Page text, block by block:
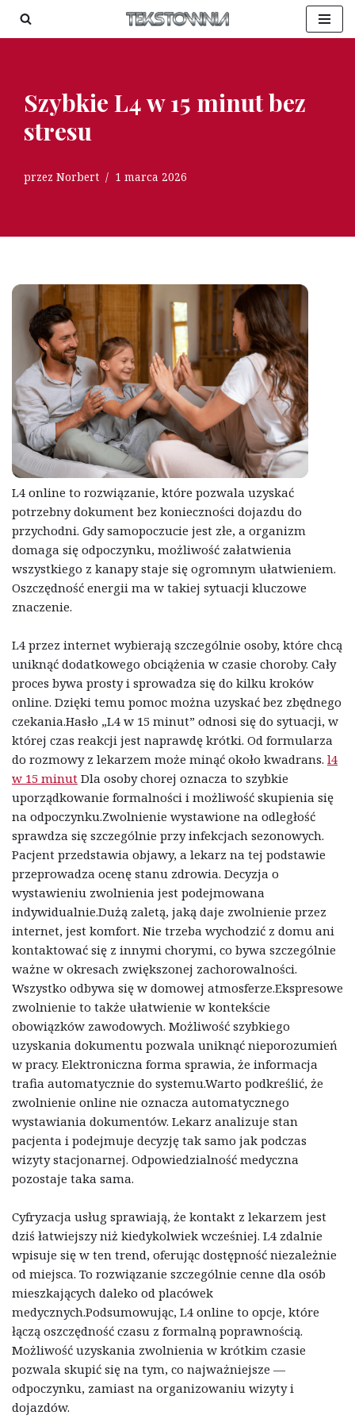
Przejdź
Szybkie L4 w 15 minut bez
stresu
przez Norbert 1 marca 2026
L4 online to rozwiązanie, które pozwala uzyskać
potrzebny dokument bez konieczności dojazdu do
przychodni. Gdy samopoczucie jest złe, a organizm
domaga się odpoczynku, możliwość załatwienia
wszystkiego z kanapy staje się ogromnym ułatwieniem.
Oszczędność energii ma w takiej sytuacji kluczowe
znaczenie.
L4 przez internet wybierają szczególnie osoby, które chcą
uniknąć dodatkowego obciążenia w czasie choroby. Cały
proces bywa prosty i sprowadza się do kilku kroków
online. Dzięki temu pomoc można uzyskać bez zbędnego
czekania.Hasło „L4 w 15 minut” odnosi się do sytuacji, w
której czas reakcji jest naprawdę krótki. Od formularza
do rozmowy z lekarzem może minąć około kwadrans. l4
w 15 minut Dla osoby chorej oznacza to szybkie
uporządkowanie formalności i możliwość skupienia się
na odpoczynku.Zwolnienie wystawione na odległość
sprawdza się szczególnie przy infekcjach sezonowych.
Pacjent przedstawia objawy, a lekarz na tej podstawie
przeprowadza ocenę stanu zdrowia. Decyzja o
wystawieniu zwolnienia jest podejmowana
indywidualnie.Dużą zaletą, jaką daje zwolnienie przez
internet, jest komfort. Nie trzeba wychodzić z domu ani
kontaktować się z innymi chorymi, co bywa szczególnie
ważne w okresach zwiększonej zachorowalności.
Wszystko odbywa się w domowej atmosferze.Ekspresowe
zwolnienie to także ułatwienie w kontekście
obowiązków zawodowych. Możliwość szybkiego
uzyskania dokumentu pozwala uniknąć nieporozumień
w pracy. Elektroniczna forma sprawia, że informacja
trafia automatycznie do systemu.Warto podkreślić, że
zwolnienie online nie oznacza automatycznego
wystawiania dokumentów. Lekarz analizuje stan
pacjenta i podejmuje decyzję tak samo jak podczas
wizyty stacjonarnej. Odpowiedzialność medyczna
pozostaje taka sama.
Cyfryzacja usług sprawiają, że kontakt z lekarzem jest
dziś łatwiejszy niż kiedykolwiek wcześniej. L4 zdalnie
wpisuje się w ten trend, oferując dostępność niezależnie
od miejsca. To rozwiązanie szczególnie cenne dla osób
mieszkających daleko od placówek
medycznych.Podsumowując, L4 online to opcje, które
łączą oszczędność czasu z formalną poprawnością.
Możliwość uzyskania zwolnienia w krótkim czasie
pozwala skupić się na tym, co najważniejsze —
odpoczynku, zamiast na organizowaniu wizyty i
dojazdów.